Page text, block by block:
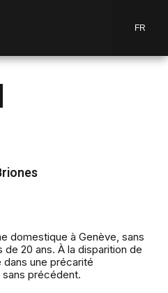
FR
domestique à Genève, sans
20 ans. À la disparition de
une précarité
précédent.